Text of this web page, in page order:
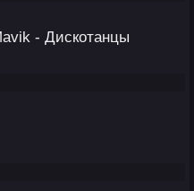
- Дискотанцы